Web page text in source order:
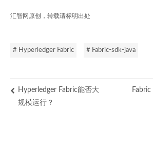
汇智网原创，转载请标明出处
# Hyperledger Fabric # Fabric-sdk-java
Hyperledger Fabric能否大
规模运行？